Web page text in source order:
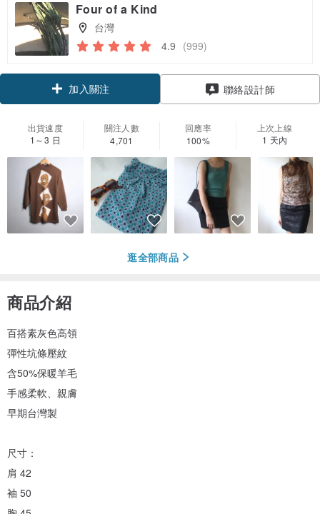
Four of a Kind
台灣
4.9 (999)
加入關注 聯絡設計師
出貨速度
1～3 日
關注人數
4,701
回應率
100%
上次上線
1 天內
逛全部商品
商品介紹
百搭素灰色高領
彈性坑條壓紋
含50%保暖羊毛
手感柔軟、親膚
早期台灣製
尺寸：
肩 42
袖 50